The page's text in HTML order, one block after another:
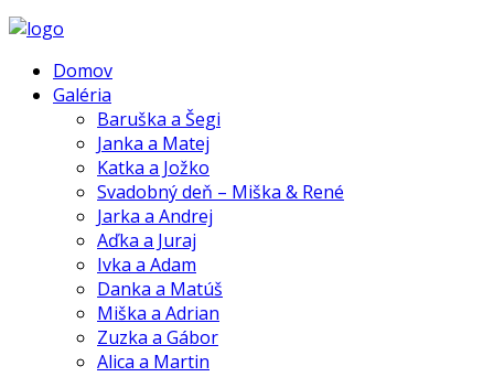
Domov
Galéria
Baruška a Šegi
Janka a Matej
Katka a Jožko
Svadobný deň – Miška & René
Jarka a Andrej
Aďka a Juraj
Ivka a Adam
Danka a Matúš
Miška a Adrian
Zuzka a Gábor
Alica a Martin